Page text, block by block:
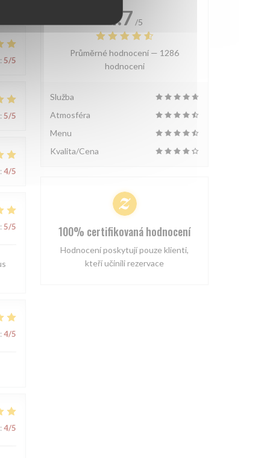
5/5
5/5
4/5
5/5
4/5
4/5
4.7 /5
Průměrné hodnocení — 1286
hodnoceni
Služba
Atmosféra
Menu
Kvalita/Cena
100% certifikovaná hodnocení
Hodnocení poskytují pouze klienti,
kteří učinili rezervace